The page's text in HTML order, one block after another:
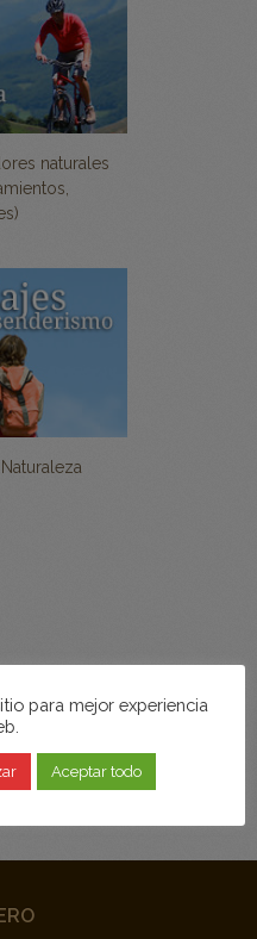
naturales
para mejor experiencia
Aceptar todo